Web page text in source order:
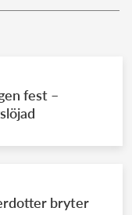
fest –
bryter